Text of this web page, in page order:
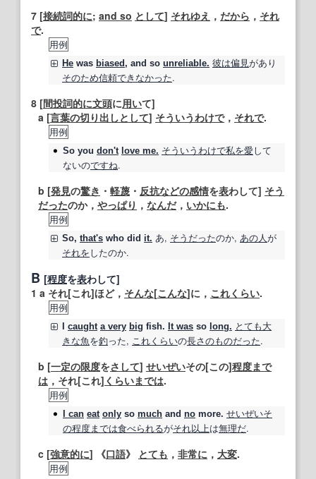
7 [接続詞的に; and so として] それゆえ ， だから ， それ
で.
用例
He was biased , and so unreliable. 彼は偏見があり
そのため信頼できなかった.
8 [間投詞的に文頭に用いて]
a [言葉の切り出しとして] そういうわけで， それで.
用例
So you don't love me. そういうわけで私を愛して
ないのですね.
b [発見の驚き ・ 軽蔑 ・ 反抗などの感情を表わして] そう
だったのか， やっぱり ， なんだ， いかにも.
用例
So, that's who did it. あ, そうだったのか, あの人が
それをしたのか.
B [程度を表わして]
1 a それ[これ]ほど， そんな[こんな]に， これくらい.
用例
caught a very big fish. It was so long. とても大
きな魚を釣った, これくらいの長さのものだった.
b [一定の限度をさして] せいぜいその[この]程度まで
は ，それ[これ] くらいまでは.
用例
I can eat only so much and no more. せいぜいそ
の程度までは食べられるがそれ以上は無理だ.
c [強意的に] 《口語》 とても ， 非常に ， 大変.
用例